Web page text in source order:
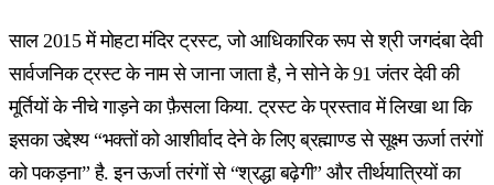
साल 2015 में मोहटा मंदिर ट्रस्ट, जो आधिकारिक रूप से श्री जगदंबा देवी
सार्वजनिक ट्रस्ट के नाम से जाना जाता है, ने सोने के 91 जंतर देवी की
मूर्तियों के नीचे गाड़ने का फ़ैसला किया. ट्रस्ट के प्रस्ताव में लिखा था कि
इसका उद्देश्य “भक्तों को आशीर्वाद देने के लिए ब्रह्माण्ड से सूक्ष्म ऊर्जा तरंगों
को पकड़ना” है. इन ऊर्जा तरंगों से “श्रद्धा बढ़ेगी” और तीर्थयात्रियों का